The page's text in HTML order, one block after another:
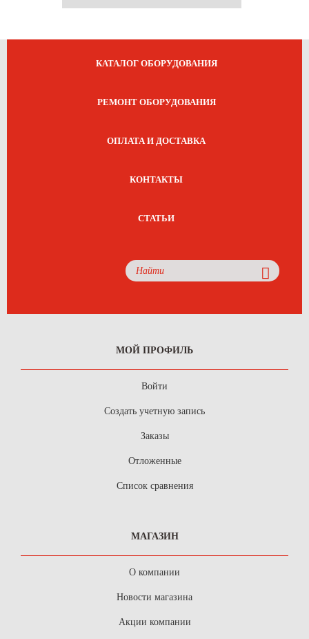
КАТАЛОГ ОБОРУДОВАНИЯ
РЕМОНТ ОБОРУДОВАНИЯ
ОПЛАТА И ДОСТАВКА
КОНТАКТЫ
СТАТЬИ
МОЙ ПРОФИЛЬ
Войти
Создать учетную запись
Заказы
Отложенные
Список сравнения
МАГАЗИН
О компании
Новости магазина
Акции компании